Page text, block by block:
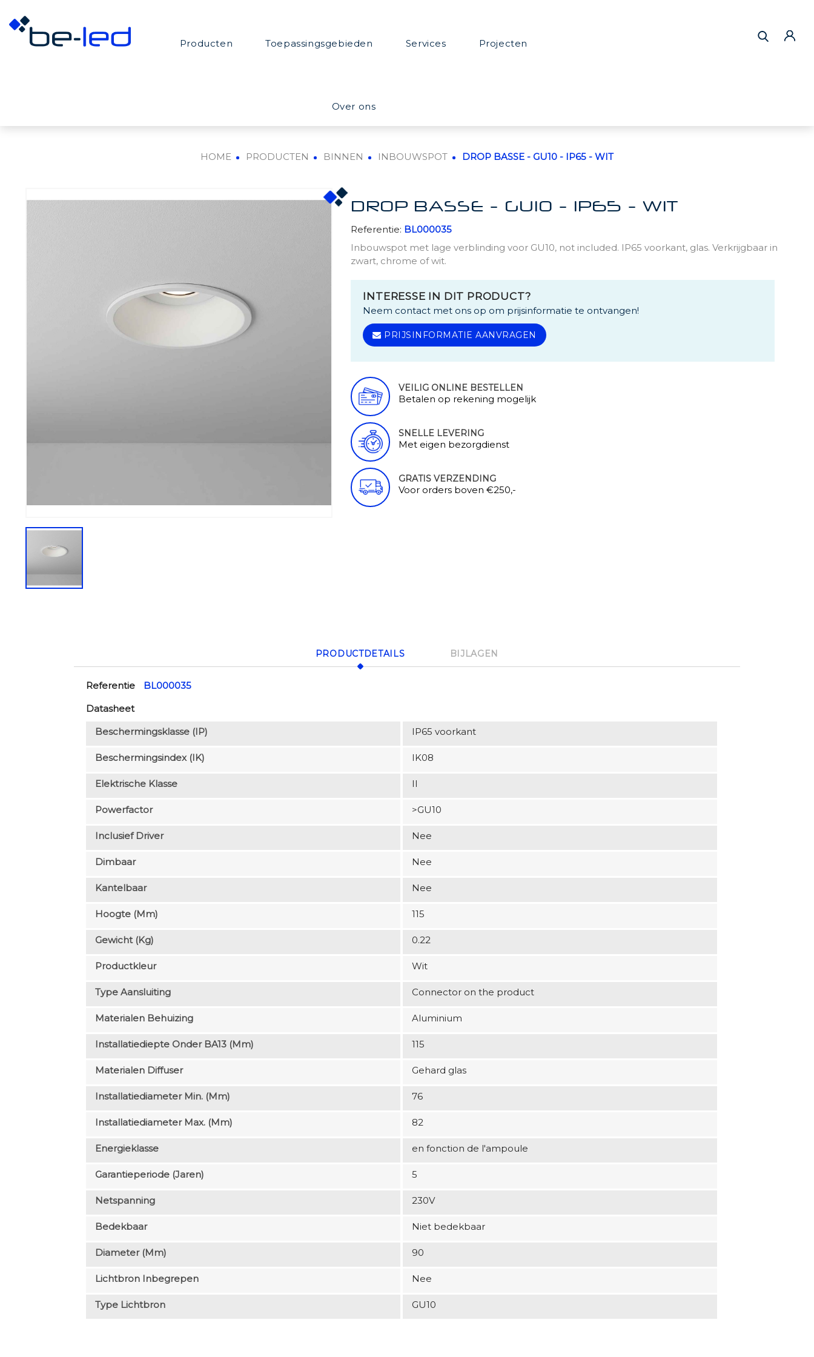
Producten Toepassingsgebieden Services Projecten
Over ons
HOME PRODUCTEN BINNEN INBOUWSPOT DROP BASSE - GU10 - IP65 - WIT
DROP BASSE - GU10 - IP65 - WIT
Referentie: BL000035
Inbouwspot met lage verblinding voor GU10, not included. IP65 voorkant, glas. Verkrijgbaar in
zwart, chrome of wit.
INTERESSE IN DIT PRODUCT?
Neem contact met ons op om prijsinformatie te ontvangen!
PRIJSINFORMATIE AANVRAGEN
VEILIG ONLINE BESTELLEN
Betalen op rekening mogelijk
SNELLE LEVERING
Met eigen bezorgdienst
GRATIS VERZENDING
Voor orders boven €250,-
PRODUCTDETAILS BIJLAGEN
Referentie
BL000035
Datasheet
Beschermingsklasse (IP)
IP65 voorkant
Beschermingsindex (IK) IK08
Elektrische Klasse II
Powerfactor >GU10
Inclusief Driver Nee
Dimbaar Nee
Kantelbaar Nee
Hoogte (mm) 115
Gewicht (kg) 0.22
Productkleur Wit
Type Aansluiting Connector on the product
Materialen Behuizing Aluminium
Installatiediepte Onder BA13 (mm) 115
Materialen Diffuser Gehard glas
Installatiediameter Min. (mm) 76
Installatiediameter Max. (mm) 82
Energieklasse en fonction de l'ampoule
Garantieperiode (jaren) 5
Netspanning 230V
Bedekbaar Niet bedekbaar
Diameter (mm) 90
Lichtbron Inbegrepen Nee
Type Lichtbron GU10